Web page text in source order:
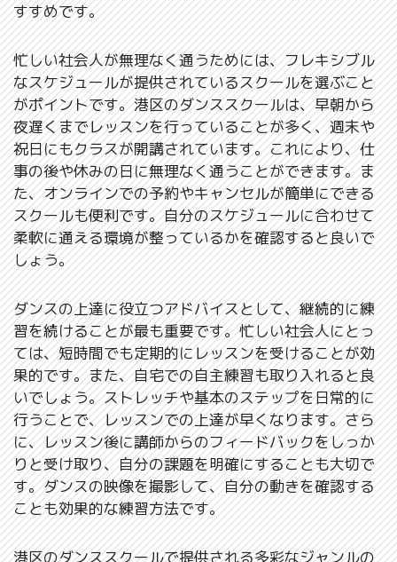
すすめです。
忙しい社会人が無理なく通うためには、フレキシブル
なスケジュールが提供されているスクールを選ぶこと
がポイントです。港区のダンススクールは、早朝から
夜遅くまでレッスンを行っていることが多く、週末や
祝日にもクラスが開講されています。これにより、仕
事の後や休みの日に無理なく通うことができます。ま
た、オンラインでの予約やキャンセルが簡単にできる
スクールも便利です。自分のスケジュールに合わせて
柔軟に通える環境が整っているかを確認すると良いで
しょう。
ダンスの上達に役立つアドバイスとして、継続的に練
習を続けることが最も重要です。忙しい社会人にとっ
ては、短時間でも定期的にレッスンを受けることが効
果的です。また、自宅での自主練習も取り入れると良
いでしょう。ストレッチや基本のステップを日常的に
行うことで、レッスンでの上達が早くなります。さら
に、レッスン後に講師からのフィードバックをしっか
りと受け取り、自分の課題を明確にすることも大切で
す。ダンスの映像を撮影して、自分の動きを確認する
ことも効果的な練習方法です。
港区のダンススクールで提供される多彩なジャンルの